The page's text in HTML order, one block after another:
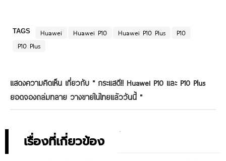
TAGS Huawei Huawei P10 Huawei P10 Plus
P10
P10 Plus
แสดงความคิดเห็น เกี่ยวกับ " กระแสดี!! Huawei P10 และ P10 Plus
ยอดจองถล่มทลาย วางขายในไทยแล้ววันนี้ "
เรื่องที่เกี่ยวข้อง